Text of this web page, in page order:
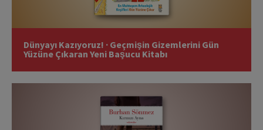
Dünyayı Kazıyoruz! · Geçmişin Gizemlerini Gün
Yüzüne Çıkaran Yeni Başucu Kitabı